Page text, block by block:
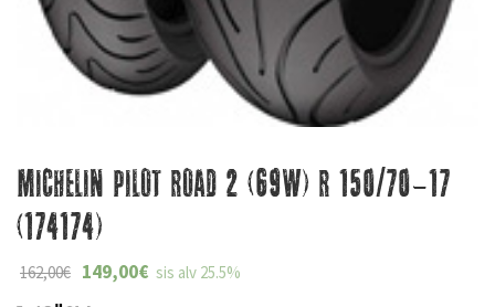
Michelin Pilot Road 2 (69W) R 150/70-17
(174174)
162,00€ 149,00€ sis alv 25.5%